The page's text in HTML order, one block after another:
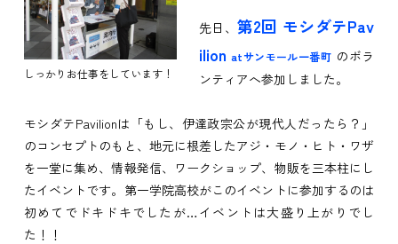
しっかりお仕事をしています！
先日、 第2回 モシダテPav
ilionatサンモール一番町 のボラ
ンティアへ参加しました。
モシダテPavilionは 「もし、伊達政宗公が現代人だったら？」
のコンセプトのもと、地元に根差したアジ・モノ・ヒト・ワザ
を一堂に集め、情報発信、ワークショップ、物販を三本柱にし
たイベントです。 第一学院高校がこのイベントに参加するのは
初めてでドキドキでしたが…イベントは大盛り上がりでし
た！！